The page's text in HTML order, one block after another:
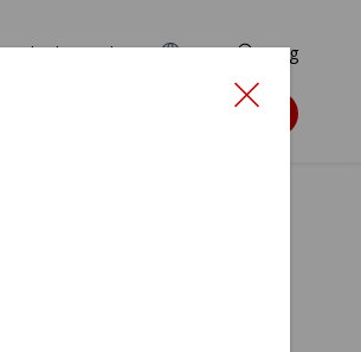
EN Søg
Søg støtte